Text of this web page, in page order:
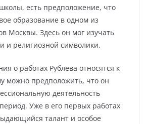
есть предположение, что
образование в одном из
Москвы. Здесь он мог изучать
и религиозной символики.
о работах Рублева относятся к
можно предположить, что он
деятельность
Уже в его первых работах
талант и особое